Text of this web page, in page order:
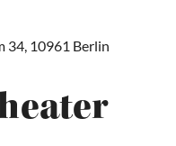
34, 10961 Berlin